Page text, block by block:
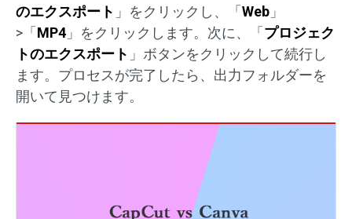
のエクスポート 」をクリックし、「 Web 」
>「 MP4 」をクリックします。次に、「 プロジェク
トのエクスポート 」ボタンをクリックして続行し
ます。プロセスが完了したら、出力フォルダーを
開いて見つけます。